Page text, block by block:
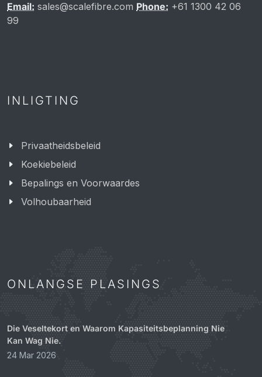
Email: sales@scalefibre.com Phone: +61 1300 42 06
99
INLIGTING
Privaatheidsbeleid
Koekiebeleid
Bepalings en Voorwaardes
Volhoubaarheid
ONLANGSE PLASINGS
Die Veseltekort en Waarom Kapasiteitsbeplanning Nie
Kan Wag Nie.
24 Mar 2026